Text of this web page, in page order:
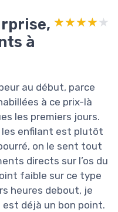
à
★★★★★
★★★★★
au début, parce
à ce prix-là
les premiers jours.
les enfilant est plutôt
on le sent tout
directs sur l’os du
faible sur ce type
heures debout, je
est déjà un bon point.